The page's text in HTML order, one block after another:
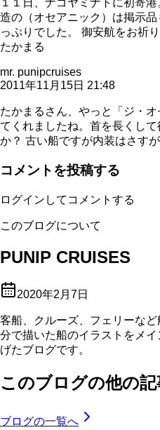
造の（オセアニック）は掲示
っぷりでした。 御安航をお祈
たかまる
mr. punipcruises
2011年11月15日 21:48
たかまるさん、やっと「ジ・
てくれましたね。首を長くし
か？ 古い船ですが内装はさす
コメントを投稿する
ログインしてコメントする
このブログについて
PUNIP CRUISES
2020年2月7日
客船、クルーズ、フェリーな
分で描いた船のイラストをメ
げたブログです。
このブログの他の記
ブログの一覧へ